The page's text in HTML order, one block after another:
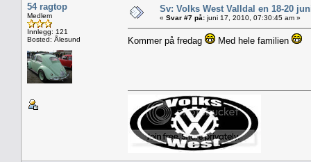
54 ragtop
Medlem
Innlegg: 121
Bosted: Ålesund
Sv: Volks West Valldal en 18-20
« Svar #7 på: juni 17, 2010, 07:30:45 am »
Kommer på fredag Med hele familien